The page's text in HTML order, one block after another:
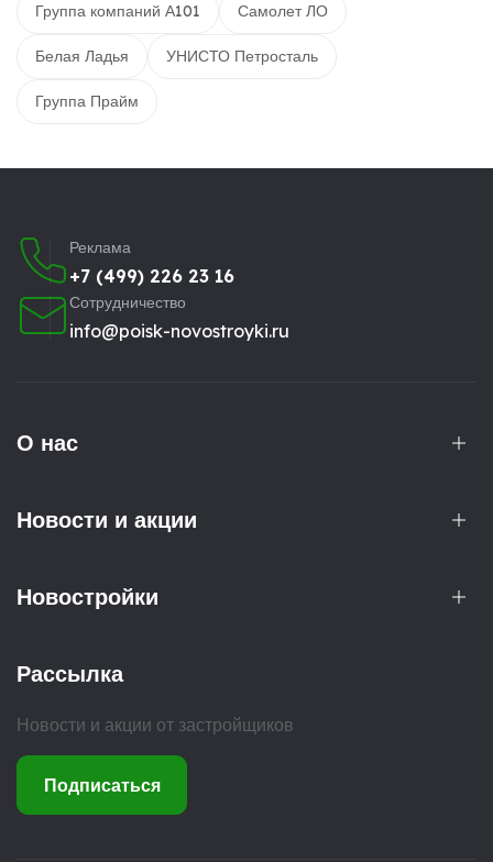
Группа компаний А101 Самолет ЛО
Белая Ладья УНИСТО Петросталь
Группа Прайм
Реклама
+7 (499) 226 23 16
Сотрудничество
info@poisk-novostroyki.ru
О нас
Новости и акции
Новостройки
Рассылка
Новости и акции от застройщиков
Подписаться